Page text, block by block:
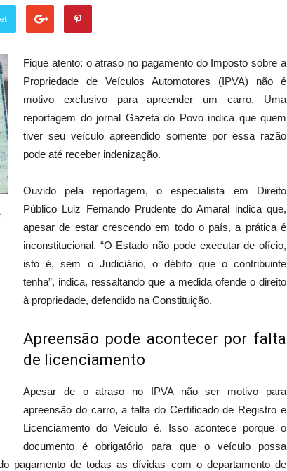
Fique atento: o atraso no pagamento do Imposto sobre a
Propriedade de Veículos Automotores (IPVA) não é
motivo exclusivo para apreender um carro. Uma
reportagem do jornal Gazeta do Povo indica que quem
tiver seu veículo apreendido somente por essa razão
pode até receber indenização.
Ouvido pela reportagem, o especialista em Direito
Público Luiz Fernando Prudente do Amaral indica que,
apesar de estar crescendo em todo o país, a prática é
inconstitucional. “O Estado não pode executar de ofício,
isto é, sem o Judiciário, o débito que o contribuinte
tenha”, indica, ressaltando que a medida ofende o direito
à propriedade, defendido na Constituição.
Apreensão pode acontecer por falta
de licenciamento
Apesar de o atraso no IPVA não ser motivo para
apreensão do carro, a falta do Certificado de Registro e
Licenciamento do Veículo é. Isso acontece porque o
documento é obrigatório para que o veículo possa
pagamento de todas as dívidas com o departamento de